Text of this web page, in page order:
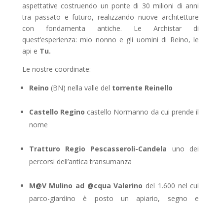
aspettative costruendo un ponte di 30 milioni di anni
tra passato e futuro, realizzando nuove architetture
con fondamenta antiche. Le Archistar di
quest’esperienza: mio nonno e gli uomini di Reino, le
api e Tu.
Le nostre coordinate:
Reino (BN) nella valle del torrente Reinello
Castello Regino castello Normanno da cui prende il
nome
Tratturo Regio Pescasseroli-Candela uno dei
percorsi dell’antica transumanza
M@V Mulino ad @cqua Valerino del 1.600 nel cui
parco-giardino è posto un apiario, segno e